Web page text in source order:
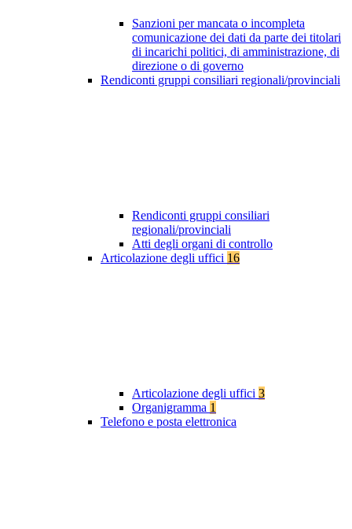
Sanzioni per mancata o incompleta
comunicazione dei dati da parte dei titolari
di incarichi politici, di amministrazione, di
direzione o di governo
Rendiconti gruppi consiliari regionali/provinciali
Rendiconti gruppi consiliari
regionali/provinciali
Atti degli organi di controllo
Articolazione degli uffici 16
Articolazione degli uffici 3
Organigramma 1
Telefono e posta elettronica